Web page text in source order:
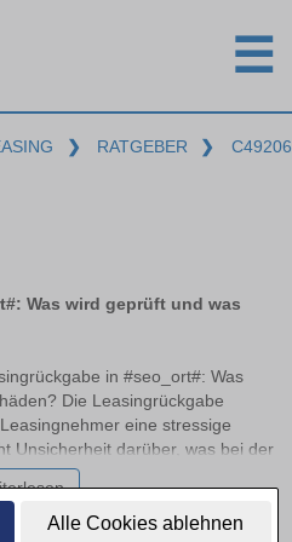
Alle Cookies ablehnen
☰
❯ RATGEBER ❯ C49206
Was wird geprüft und was
in #seo_ort#: Was
Die Leasingrückgabe
eine stressige
Unsicherheit darüber, was bei der
welche Kosten für mögliche
Ratgeber erfahren Sie,
Gebrauchsspuren und